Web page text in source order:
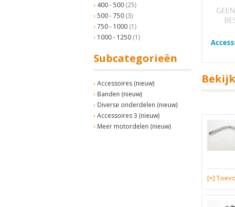
400 - 500 (25)
500 - 750 (3)
750 - 1000 (1)
1000 - 1250 (1)
Subcategorieën
Accessoires (nieuw)
Banden (nieuw)
Diverse onderdelen (nieuw)
Accessoires 3 (nieuw)
Meer motordelen (nieuw)
[+]